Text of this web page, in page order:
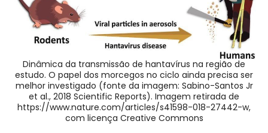
Dinâmica da transmissão de hantavírus na região de
estudo. O papel dos morcegos no ciclo ainda precisa ser
melhor investigado (fonte da imagem: Sabino-Santos Jr
et al., 2018 Scientific Reports). Imagem retirada de
https://www.nature.com/articles/s41598-018-27442-w,
com licença Creative Commons